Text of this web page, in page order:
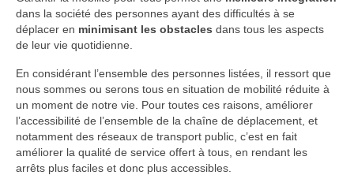
dans la société des personnes ayant des difficultés à se
déplacer en minimisant les obstacles dans tous les aspects
de leur vie quotidienne.
En considérant l’ensemble des personnes listées, il ressort que
nous sommes ou serons tous en situation de mobilité réduite à
un moment de notre vie. Pour toutes ces raisons, améliorer
l’accessibilité de l’ensemble de la chaîne de déplacement, et
notamment des réseaux de transport public, c’est en fait
améliorer la qualité de service offert à tous, en rendant les
arrêts plus faciles et donc plus accessibles.